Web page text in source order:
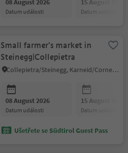
08 August 2026
datum události
15 August 2026
datum události
Small farmer's market in
Steinegg|Collepietra
Collepietra/Steinegg, Karneid/Cornedo all'Isarco, Dolomites Region Eggental
08 August 2026
datum události
15 August 2026
datum události
Ušetřete se Südtirol Guest Pass